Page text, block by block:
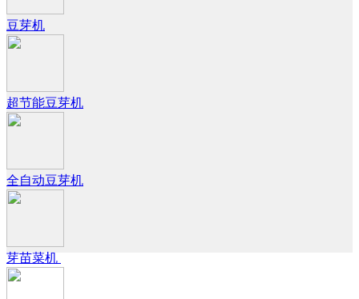
豆芽机
超节能豆芽机
全自动豆芽机
芽苗菜机